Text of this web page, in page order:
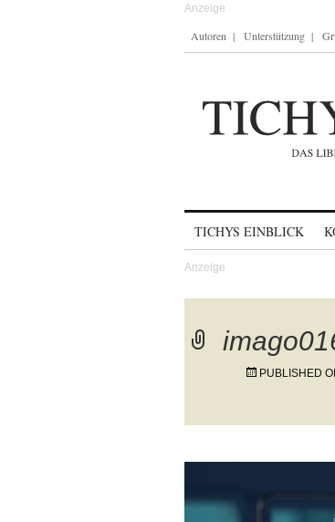
Autoren Unterstützung
TICHYS EINBLICK
PUBLISHED